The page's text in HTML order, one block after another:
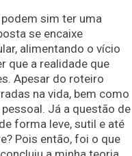
sim ter uma
se encaixe
alimentando o vício
que a realidade que
Apesar do roteiro
na vida, bem como
Já a questão de
forma leve, sutil e até
Pois então, foi o que